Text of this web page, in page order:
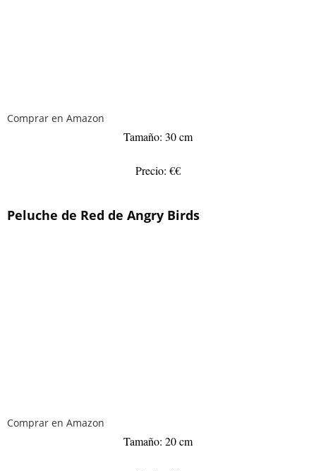
Comprar en Amazon
Tamaño: 30 cm
Precio: €€
Peluche de Red de Angry Birds
Comprar en Amazon
Tamaño: 20 cm